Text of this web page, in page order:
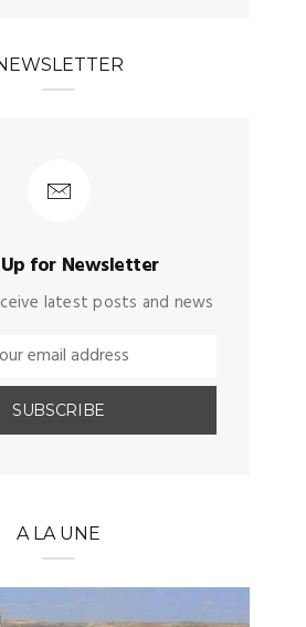
for Newsletter
latest posts and news
A LA UNE